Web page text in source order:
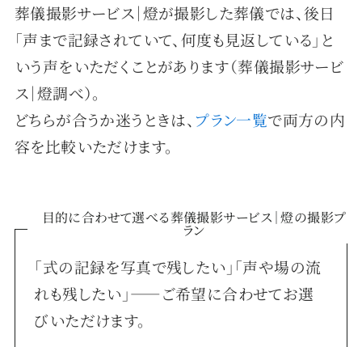
葬儀撮影サービス｜燈が撮影した葬儀では、後日
「声まで記録されていて、何度も見返している」と
いう声をいただくことがあります（葬儀撮影サービ
ス｜燈調べ）。
どちらが合うか迷うときは、 プラン一覧で両方の内
容を比較いただけます。
目的に合わせて選べる葬儀撮影サービス｜燈の撮影プ
ラン
「式の記録を写真で残したい」「声や場の流
れも残したい」——ご希望に合わせてお選
びいただけます。